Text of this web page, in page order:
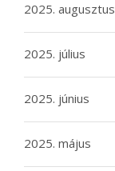
2025. augusztus
2025. július
2025. június
2025. május